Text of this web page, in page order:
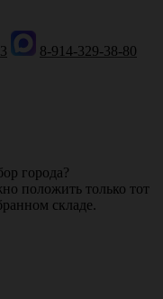
8-914-329-38-80
города?
положить только тот
складе.